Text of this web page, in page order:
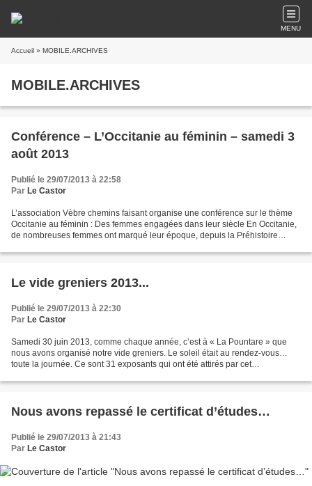
MENU
Accueil » MOBILE.ARCHIVES
MOBILE.ARCHIVES
Conférence – L’Occitanie au féminin – samedi 3
août 2013
Publié le 29/07/2013 à 22:58
Par Le Castor
L’association Vèbre chemins faisant organise une conférence sur le thème
Occitanie au féminin : Des femmes engagées dans leur siècle En Occitanie,
de nombreuses femmes ont marqué leur époque, depuis la Préhistoire
Le vide greniers 2013...
Publié le 29/07/2013 à 22:30
Par Le Castor
Samedi 30 juin 2013, comme chaque année, c’est à « La Pountare » que
nous avons organisé notre vide greniers. Le soleil était au rendez-vous…
toute la journée. Ce sont 31 exposants qui ont été attirés par cet
Nous avons repassé le certificat d’études…
Publié le 29/07/2013 à 21:43
Par Le Castor